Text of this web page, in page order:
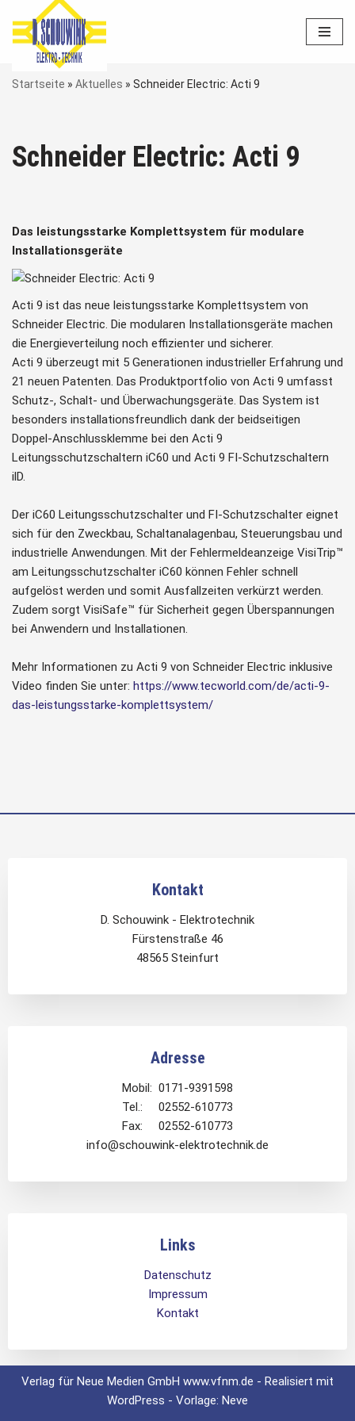
Zum
Inhalt
springen
Startseite » Aktuelles » Schneider Electric: Acti 9
Schneider Electric: Acti 9
Das leistungsstarke Komplettsystem für modulare
Installationsgeräte
Acti 9 ist das neue leistungsstarke Komplettsystem von
Schneider Electric. Die modularen Installationsgeräte machen
die Energieverteilung noch effizienter und sicherer.
Acti 9 überzeugt mit 5 Generationen industrieller Erfahrung und
21 neuen Patenten. Das Produktportfolio von Acti 9 umfasst
Schutz-, Schalt- und Überwachungsgeräte. Das System ist
besonders installationsfreundlich dank der beidseitigen
Doppel-Anschlussklemme bei den Acti 9
Leitungsschutzschaltern iC60 und Acti 9 FI-Schutzschaltern
ilD.
Der iC60 Leitungsschutzschalter und FI-Schutzschalter eignet
sich für den Zweckbau, Schaltanalagenbau, Steuerungsbau und
industrielle Anwendungen. Mit der Fehlermeldeanzeige VisiTrip™
am Leitungsschutzschalter iC60 können Fehler schnell
aufgelöst werden und somit Ausfallzeiten verkürzt werden.
Zudem sorgt VisiSafe™ für Sicherheit gegen Überspannungen
bei Anwendern und Installationen.
Mehr Informationen zu Acti 9 von Schneider Electric inklusive
Video finden Sie unter: https://www.tecworld.com/de/acti-9-
das-leistungsstarke-komplettsystem/
Kontakt
D. Schouwink - Elektrotechnik
Fürstenstraße 46
48565 Steinfurt
Adresse
Mobil: 0171-9391598
Tel.: 02552-610773
Fax: 02552-610773
info@schouwink-elektrotechnik.de
Links
Datenschutz
Impressum
Kontakt
Verlag für Neue Medien GmbH www.vfnm.de - Realisiert mit
WordPress - Vorlage: Neve